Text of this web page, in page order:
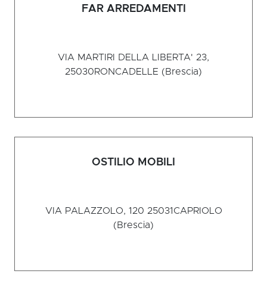
FAR ARREDAMENTI
VIA MARTIRI DELLA LIBERTA' 23,
25030RONCADELLE (Brescia)
OSTILIO MOBILI
VIA PALAZZOLO, 120 25031CAPRIOLO
(Brescia)